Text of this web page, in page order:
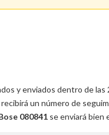
y enviados dentro de las
un número de
080841 se enviará bien